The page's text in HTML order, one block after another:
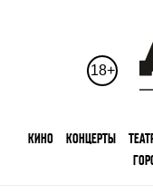
18+
КИНО КОНЦЕРТЫ